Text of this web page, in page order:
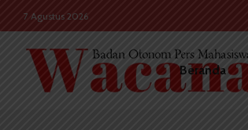
7 Agustus 2026
Beranda